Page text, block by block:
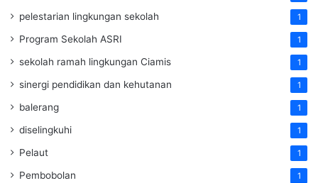
pelestarian lingkungan sekolah 1
Program Sekolah ASRI 1
sekolah ramah lingkungan Ciamis 1
sinergi pendidikan dan kehutanan 1
balerang 1
diselingkuhi 1
Pelaut 1
Pembobolan 1